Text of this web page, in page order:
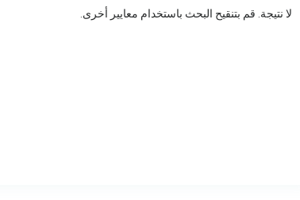
لا نتيجة. قم بتنقيح البحث باستخدام معايير أخرى.